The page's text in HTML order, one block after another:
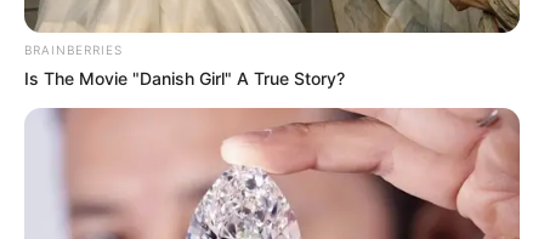
BRAINBERRIES
Is The Movie "Danish Girl" A True Story?